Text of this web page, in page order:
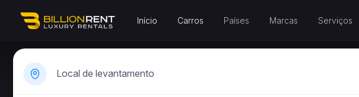
Início Carros Países Marcas Serviços
Local de levantamento